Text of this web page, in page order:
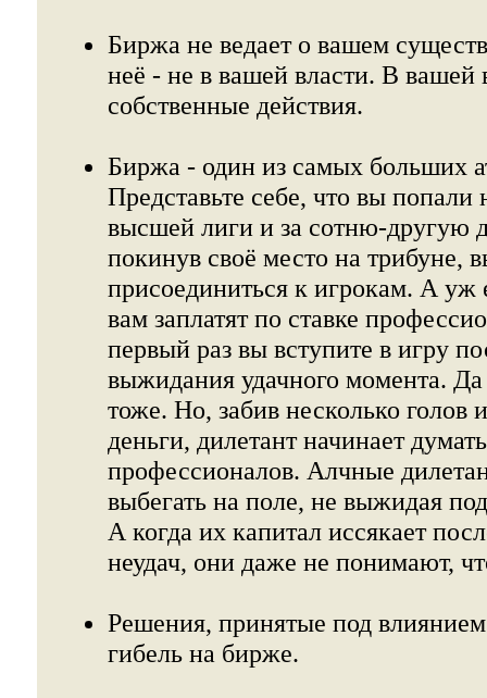
Биржа не ведает о вашем
неё - не в вашей власти. В вашей
собственные действия.
Биржа - один из самых больших
Представьте себе, что вы попали
высшей лиги и за сотню-другую
покинув своё место на трибуне,
присоединиться к игрокам. А уж
вам заплатят по ставке
первый раз вы вступите в игру
выжидания удачного момента. Да
тоже. Но, забив несколько голов
деньги, дилетант начинает
профессионалов. Алчные
выбегать на поле, не выжидая
А когда их капитал иссякает
неудач, они даже не понимают,
Решения, принятые под
гибель на бирже.